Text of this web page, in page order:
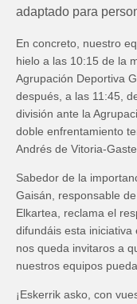
adaptado para
En concreto, nuestro
hielo a las 10:15 de la
Agrupación Deportiva
después, a las 11:45,
división ante la
doble enfrentamiento
Andrés de Vitoria-
Sabedor de la
Gaisán, responsable
Elkartea, reclama el
difundáis esta
nos queda invitaros a
nuestros equipos
¡Eskerrik asko, con